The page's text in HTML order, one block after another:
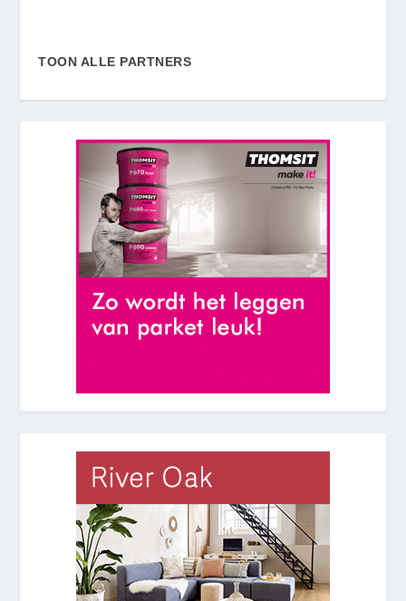
TOON ALLE PARTNERS